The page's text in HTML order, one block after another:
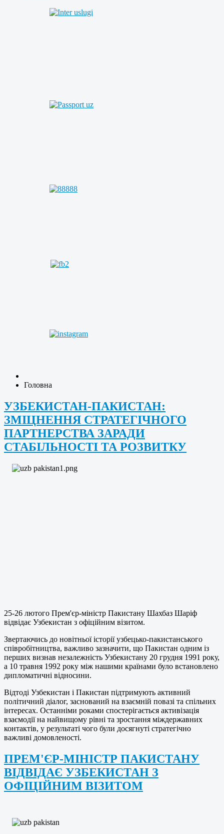
Головна
УЗБЕКИСТАН-ПАКИСТАН:
ЗМІЦНЕННЯ СТРАТЕГІЧНОГО
ПАРТНЕРСТВА ЗАРАДИ
СТАБІЛЬНОСТІ ТА РОЗВИТКУ
25-26 лютого Прем'єр-міністр Пакистану Шахбаз Шаріф
відвідає Узбекистан з офіційним візитом.
Звертаючись до новітньої історії узбецько-пакистанського
співробітництва, важливо зазначити, що Пакистан одним із
перших визнав незалежність Узбекистану 20 грудня 1991 року,
а 10 травня 1992 року між нашими країнами було встановлено
дипломатичні відносини.
Відтоді Узбекистан і Пакистан підтримують активний
політичний діалог, заснований на взаємній повазі та спільних
інтересах. Останніми роками спостерігається активізація
взаємодії на найвищому рівні та зростання міждержавних
контактів, у результаті чого були досягнуті стратегічно
важливі домовленості.
ПРЕМ'ЄР-МІНІСТР ПАКИСТАНУ
ВІДВІДАЄ УЗБЕКИСТАН З
ОФІЦІЙНИМ ВІЗИТОМ